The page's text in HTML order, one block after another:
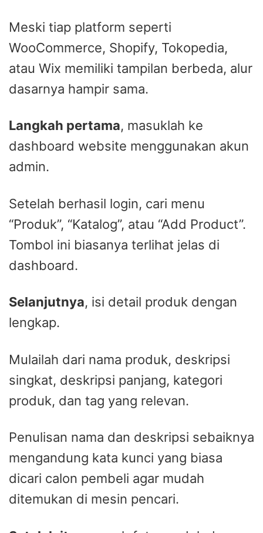
Meski tiap platform seperti
WooCommerce, Shopify, Tokopedia,
atau Wix memiliki tampilan berbeda, alur
dasarnya hampir sama.
Langkah pertama, masuklah ke
dashboard website menggunakan akun
admin.
Setelah berhasil login, cari menu
“Produk”, “Katalog”, atau “Add Product”.
Tombol ini biasanya terlihat jelas di
dashboard.
Selanjutnya, isi detail produk dengan
lengkap.
Mulailah dari nama produk, deskripsi
singkat, deskripsi panjang, kategori
produk, dan tag yang relevan.
Penulisan nama dan deskripsi sebaiknya
mengandung kata kunci yang biasa
dicari calon pembeli agar mudah
ditemukan di mesin pencari.